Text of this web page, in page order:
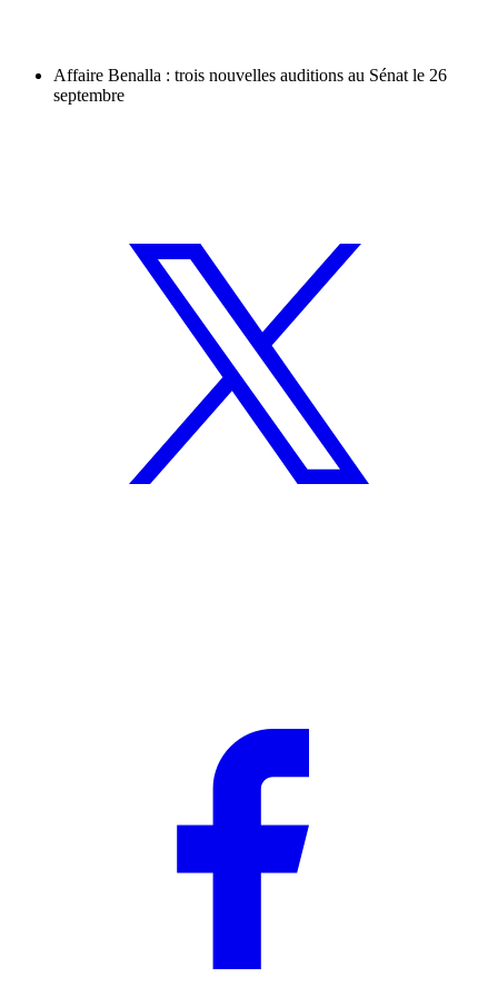
Affaire Benalla : trois nouvelles auditions au Sénat le 26
septembre